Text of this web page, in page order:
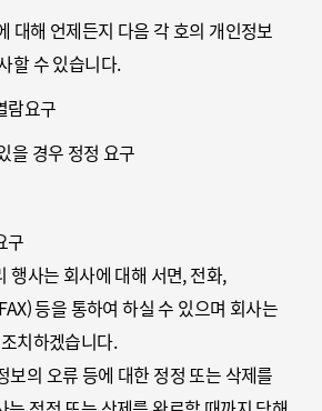
수탁자가 변경될 경우에는 지체 없이
통하여 공개하도록 하겠습니다.
대해 언제든지 다음 각 호의 개인정보
할 수 있습니다.
람요구
을 경우 정정 요구
구
사는 회사에 대해 서면, 전화,
등을 통하여 하실 수 있으며 회사는
치하겠습니다.
의 오류 등에 대한 정정 또는 삭제를